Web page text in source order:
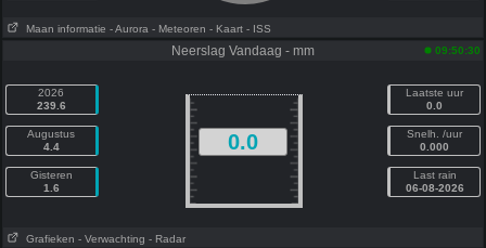
Maan informatie - Aurora - Meteoren - Kaart - ISS
Neerslag Vandaag - mm 09:50:30
2026
239.6
Augustus
4.4
Gisteren
1.6
0.0
Laatste uur
0.0
Snelh. /uur
0.000
Last rain
06-08-2026
Grafieken - Verwachting - Radar